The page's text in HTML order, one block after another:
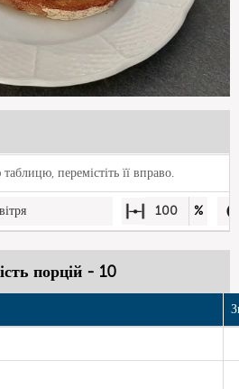
перемістіть її вправо.
100 %
порцій - 10